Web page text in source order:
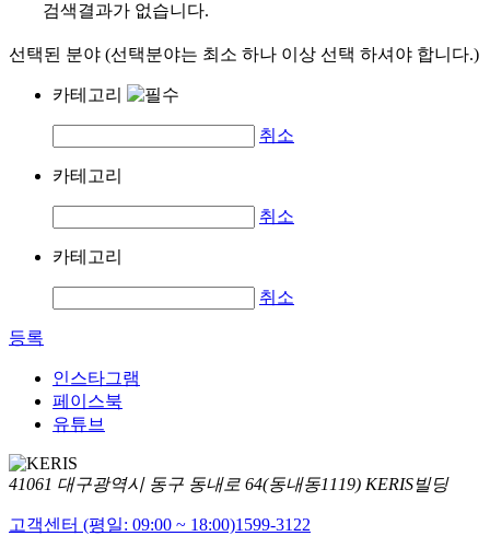
검색결과가 없습니다.
선택된 분야 (선택분야는 최소 하나 이상 선택 하셔야 합니다.)
카테고리
취소
카테고리
취소
카테고리
취소
등록
인스타그램
페이스북
유튜브
41061 대구광역시 동구 동내로 64(동내동1119) KERIS빌딩
고객센터 (평일: 09:00 ~ 18:00)1599-3122